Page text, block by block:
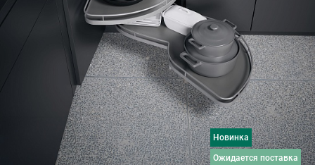
Новинка
ожидается поставка